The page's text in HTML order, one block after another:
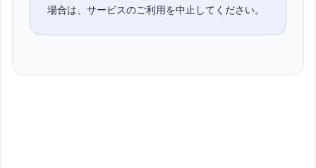
場合は、サービスのご利用を中止してください。